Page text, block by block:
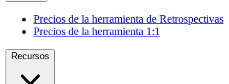
Precios de la herramienta de Retrospectivas
Precios de la herramienta 1:1
Recursos